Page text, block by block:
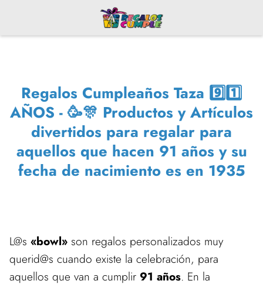
Regalos Cumpleaños Taza 9️⃣1️⃣
AÑOS - 🥳🎊 Productos y Artículos
divertidos para regalar para
aquellos que hacen 91 años y su
fecha de nacimiento es en 1935
L@s «bowl» son regalos personalizados muy
querid@s cuando existe la celebración, para
aquellos que van a cumplir 91 años. En la